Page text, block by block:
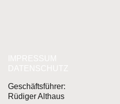
Geschäftsführer:
Rüdiger Althaus